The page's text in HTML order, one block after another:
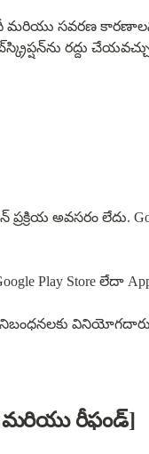
మరియు సవరణ
సేవను నిలిపివేయవచ్చు మరియు సబ్‌స్క్రిప్షన్‌ను రద్దు
అవసరం లేదు.
నిబంధనలకు
రద్దు మరియు రీఫండ్]